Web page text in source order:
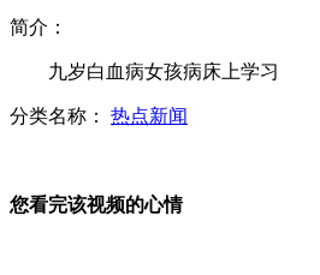
成都交警执法打人视频火爆网络
简介：
九岁白血病女孩病床上学习
分类名称： 热点新闻
您看完该视频的心情